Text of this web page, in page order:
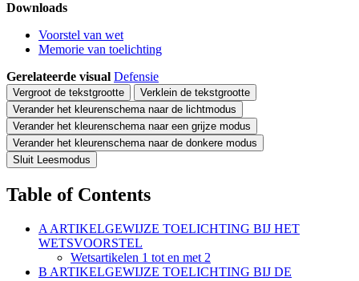
Downloads
Voorstel van wet
Memorie van toelichting
Gerelateerde visual Defensie
Vergroot de tekstgrootte
Verklein de tekstgrootte
Verander het kleurenschema naar de lichtmodus
Verander het kleurenschema naar een grijze modus
Verander het kleurenschema naar de donkere modus
Sluit Leesmodus
Table of Contents
A ARTIKELGEWIJZE TOELICHTING BIJ HET
WETSVOORSTEL
Wetsartikelen 1 tot en met 2
B ARTIKELGEWIJZE TOELICHTING BIJ DE